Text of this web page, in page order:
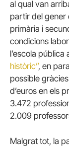
al qual van
partir del gener
primària i
condicions
l’escola
històric”, en
possible
d’euros en els
3.472
2.009
Malgrat tot, la